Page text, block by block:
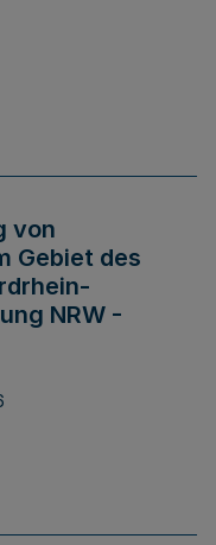
von
Gebiet des
NRW -